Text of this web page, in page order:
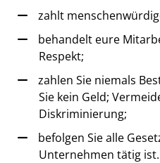
zahlt
behandelt eure
Respekt;
zahlen Sie niemals
Sie kein Geld;
Diskriminierung;
befolgen Sie alle
Unternehmen tätig ist.